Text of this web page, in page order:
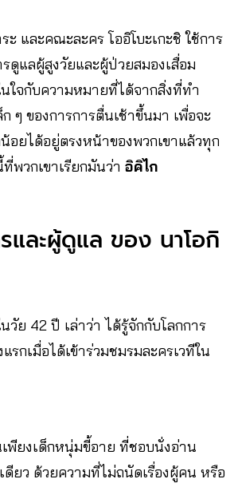
ะ และคณะละคร โออิโบะเกะชิ ใช้การ
ดูแลผู้สูงวัยและผู้ป่วยสมองเสื่อม
นใจกับความหมายที่ได้จากสิ่งที่ทำ
ๆ ของการการตื่นเช้าขึ้นมา เพื่อจะ
อยได้อยู่ตรงหน้าของพวกเขาแล้วทุก
พวกเขาเรียกมันว่า อิคิไก
และผู้ดูแล ของ นาโอกิ
วัย 42 ปี เล่าว่า ได้รู้จักกับโลกการ
รกเมื่อได้เข้าร่วมชมรมละครเวทีใน
พียงเด็กหนุ่มขี้อาย ที่ชอบนั่งอ่าน
ดียว ด้วยความที่ไม่ถนัดเรื่องผู้คน หรือ